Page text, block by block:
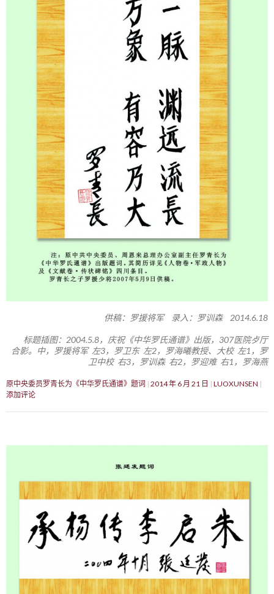
供稿：罗援将军 录入：罗训森 2014.6.18
标题插图：2004.5.8，庆祝《中华罗氏通谱》出版，307医院歺厅
合影。中，罗援将军 左3，罗卫东 左2，罗海曦教授、大校 左1，罗
卫中校 右3，罗训森 右2，罗迎难 右1，罗海燕
原中央委员罗青长为《中华罗氏通谱》题词 2014 年 6 月 21 日
LUOXUNSEN
添加评论